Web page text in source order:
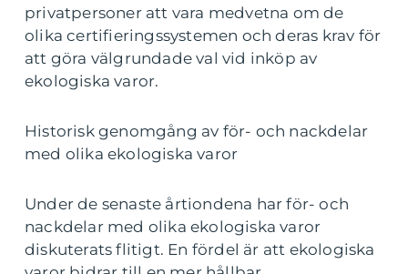
privatpersoner att vara medvetna om de
olika certifieringssystemen och deras krav för
att göra välgrundade val vid inköp av
ekologiska varor.
Historisk genomgång av för- och nackdelar
med olika ekologiska varor
Under de senaste årtiondena har för- och
nackdelar med olika ekologiska varor
diskuterats flitigt. En fördel är att ekologiska